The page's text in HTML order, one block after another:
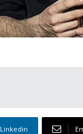
Linkedin